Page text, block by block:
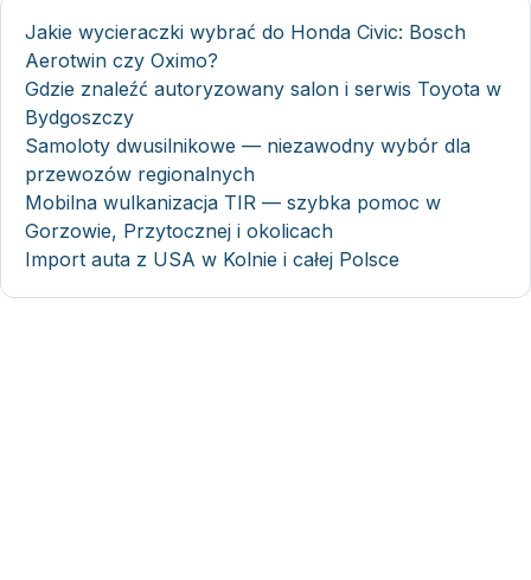
Jakie wycieraczki wybrać do Honda Civic: Bosch
Aerotwin czy Oximo?
Gdzie znaleźć autoryzowany salon i serwis Toyota w
Bydgoszczy
Samoloty dwusilnikowe — niezawodny wybór dla
przewozów regionalnych
Mobilna wulkanizacja TIR — szybka pomoc w
Gorzowie, Przytocznej i okolicach
Import auta z USA w Kolnie i całej Polsce